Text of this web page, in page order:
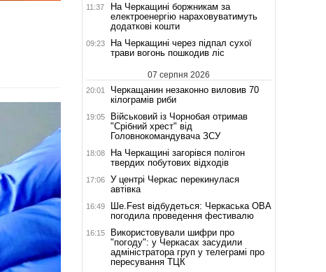
11:37
На Черкащині боржникам за
електроенергію нараховуватимуть
додаткові кошти
09:23
На Черкащині через підпал сухої
трави вогонь пошкодив ліс
07 серпня 2026
20:01
Черкащанин незаконно виловив 70
кілограмів риби
19:05
Військовий із Чорнобая отримав
"Срібний хрест" від
Головнокомандувача ЗСУ
18:08
На Черкащині загорівся полігон
твердих побутових відходів
17:06
У центрі Черкас перекинулася
автівка
16:49
Ше.Fest відбудеться: Черкаська ОВА
погодила проведення фестивалю
16:15
Використовували шифри про
"погоду": у Черкасах засудили
адміністратора груп у телеграмі про
пересування ТЦК